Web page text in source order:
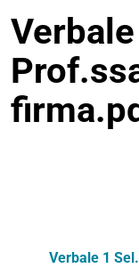
Verbale 1